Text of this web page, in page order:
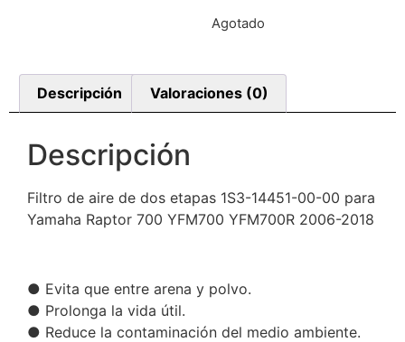
Agotado
Descripción Valoraciones (0)
Descripción
Filtro de aire de dos etapas 1S3-14451-00-00 para
Yamaha Raptor 700 YFM700 YFM700R 2006-2018
● Evita que entre arena y polvo.
● Prolonga la vida útil.
● Reduce la contaminación del medio ambiente.